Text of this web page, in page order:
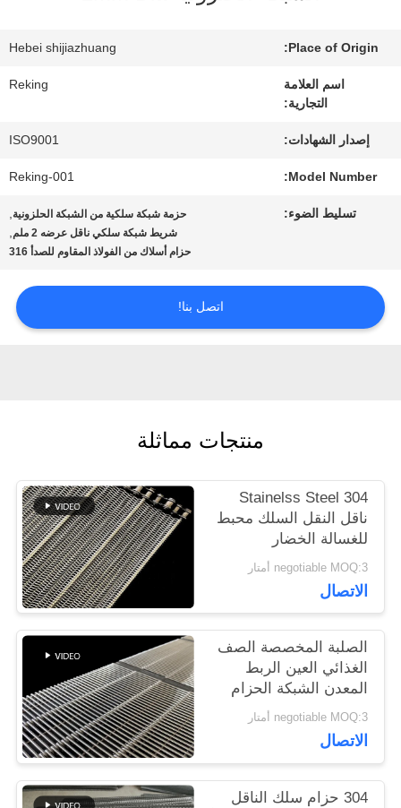
المعمل
الجودة
اتصل
أخبار
خريطة
الموقع
PRIVACY
POLICY
Place of Origin:
Hebei shijiazhuang
اسم العلامة
التجارية:
Reking
إصدار الشهادات: ISO9001
Model Number:
Reking-001
تسليط الضوء: حزمة شبكة سلكية من الشبكة الحلزونية,
شريط شبكة سلكي ناقل عرضه 2 ملم ,
حزام أسلاك من الفولاذ المقاوم للصدأ 316
اتصل بنا!
منتجات مماثلة
304 Stainelss Steel
ناقل النقل السلك محبط
للغسالة الخضار
negotiable MOQ:3 أمتار
الاتصال
الصلبة المخصصة الصف
الغذائي العين الربط
المعدن الشبكة الحزام
الناقل
negotiable MOQ:3 أمتار
الاتصال
304 حزام سلك الناقل